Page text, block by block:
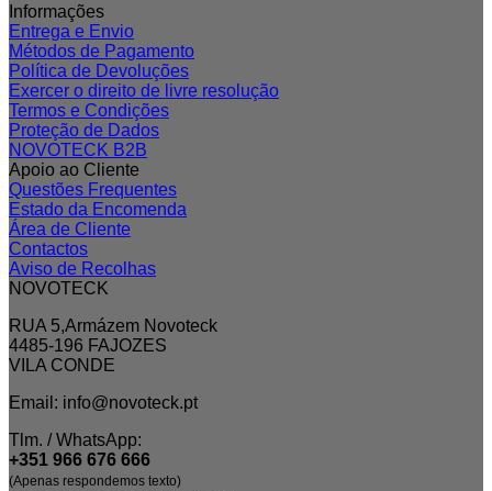
Informações
Entrega e Envio
Métodos de Pagamento
Política de Devoluções
Exercer o direito de livre resolução
Termos e Condições
Proteção de Dados
NOVOTECK B2B
Apoio ao Cliente
Questões Frequentes
Estado da Encomenda
Área de Cliente
Contactos
Aviso de Recolhas
NOVOTECK
RUA 5,Armázem Novoteck
4485-196 FAJOZES
VILA CONDE
Email: info@novoteck.pt
Tlm. / WhatsApp:
+351 966 676 666
(Apenas respondemos texto)